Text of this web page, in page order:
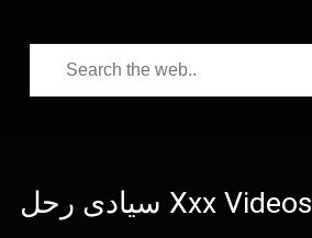
سيادى رحل Xxx Videos